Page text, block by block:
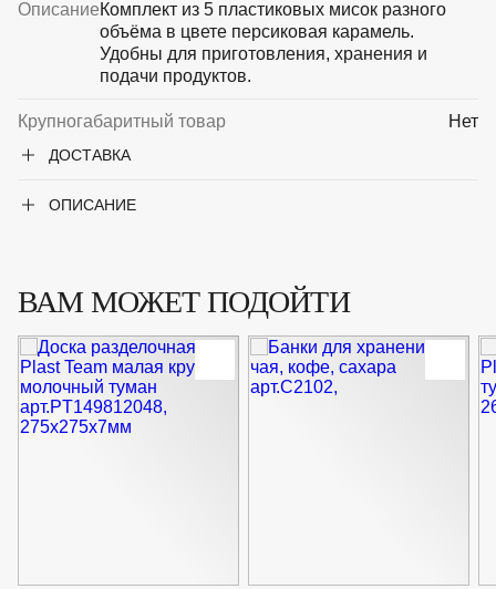
Sale Новинки Акции
ОписаниеКомплект из 5 пластиковых мисок разного
объёма в цвете персиковая карамель.
Удобны для приготовления, хранения и
подачи продуктов.
Крупногабаритный товар Нет
ДОСТАВКА
ОПИСАНИЕ
ВАМ МОЖЕТ ПОДОЙТИ